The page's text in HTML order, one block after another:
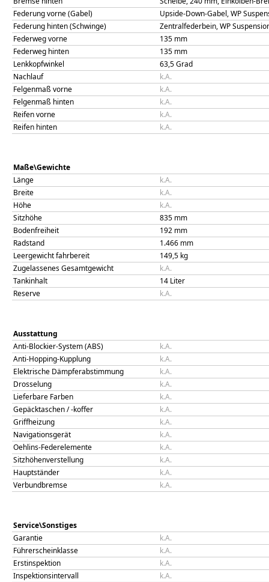
Federung vorne (Gabel)
Upside-Down-Gabel, WP
Federung hinten (Schwinge)
Zentralfederbein, WP
Federweg vorne
135 mm
Federweg hinten
135 mm
Lenkkopfwinkel
63,5Grad
Nachlauf
k.A.
Felgenmaß vorne
k.A.
Felgenmaß hinten
k.A.
Reifen vorne
k.A.
Reifen hinten
k.A.
Maße\Gewichte
Länge
k.A.
Breite
k.A.
Höhe
k.A.
Sitzhöhe
835 mm
Bodenfreiheit
192 mm
Radstand
1.466 mm
Leergewicht fahrbereit
149,5 kg
Zugelassenes Gesamtgewicht
k.A.
Tankinhalt
14 Liter
Reserve
k.A.
Ausstattung
Anti-Blockier-System (ABS)
k.A.
Anti-Hopping-Kupplung
k.A.
Elektrische Dämpferabstimmung
k.A.
Drosselung
k.A.
Lieferbare Farben
k.A.
Gepäcktaschen / -koffer
k.A.
Griffheizung
k.A.
Navigationsgerät
k.A.
Oehlins-Federelemente
k.A.
Sitzhöhenverstellung
k.A.
Hauptständer
k.A.
Verbundbremse
k.A.
Service\Sonstiges
Garantie
k.A.
Führerscheinklasse
k.A.
Erstinspektion
k.A.
Inspektionsintervall
k.A.